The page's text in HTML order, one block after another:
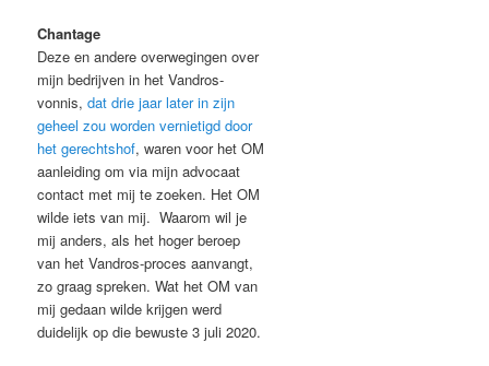
Chantage
Deze en andere overwegingen over
mijn bedrijven in het Vandros-
vonnis,dat drie jaar later in zijn
geheel zou worden vernietigd door
het gerechtshof, waren voor het OM
aanleiding om via mijn advocaat
contact met mij te zoeken. Het OM
wilde iets van mij. Waarom wil je
mij anders, als het hoger beroep
van het Vandros-proces aanvangt,
zo graag spreken. Wat het OM van
mij gedaan wilde krijgen werd
duidelijk op die bewuste 3 juli 2020.